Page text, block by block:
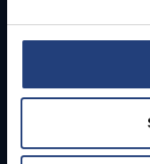
Studenten
PhD-